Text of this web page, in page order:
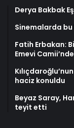
Derya Bakbak
Sinemalarda
Fatih Erbakan:
Emevi
haciz konuldu
Beyaz Saray,
teyit etti